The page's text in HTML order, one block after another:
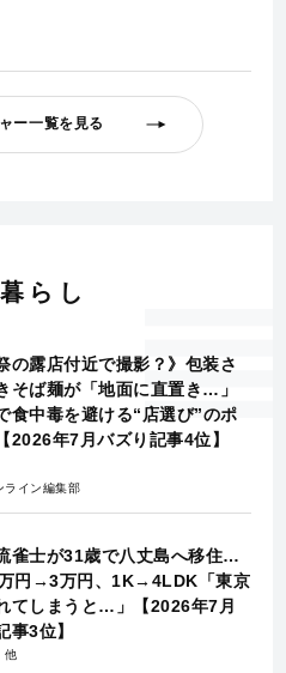
ー一覧を見る
暮らし
の露店付近で撮影？》包装さ
そば麺が「地面に直置き…」
食中毒を避ける“店選び”のポ
2026年7月バズり記事4位】
ライン編集部
雀士が31歳で八丈島へ移住…
円→3万円、1K→4LDK「東京
てしまうと…」【2026年7月
事3位】